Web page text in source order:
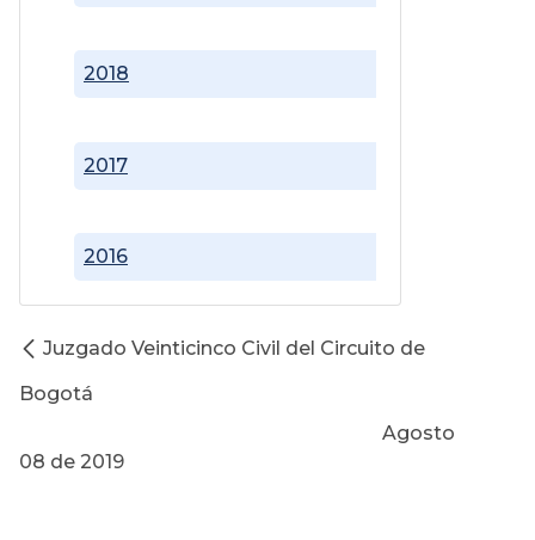
2016
2017
2018
Juzgado Veinticinco Civil del Circuito de
Bogotá
Agosto
08 de 2019